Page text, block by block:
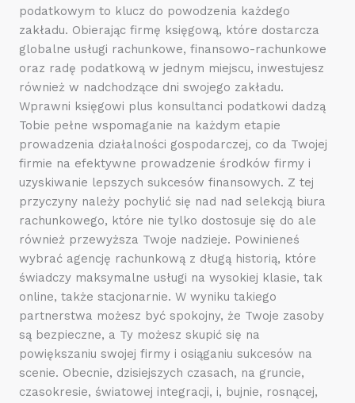
podatkowym to klucz do powodzenia każdego
zakładu. Obierając firmę księgową, które dostarcza
globalne usługi rachunkowe, finansowo-rachunkowe
oraz radę podatkową w jednym miejscu, inwestujesz
również w nadchodzące dni swojego zakładu.
Wprawni księgowi plus konsultanci podatkowi dadzą
Tobie pełne wspomaganie na każdym etapie
prowadzenia działalności gospodarczej, co da Twojej
firmie na efektywne prowadzenie środków firmy i
uzyskiwanie lepszych sukcesów finansowych. Z tej
przyczyny należy pochylić się nad nad selekcją biura
rachunkowego, które nie tylko dostosuje się do ale
również przewyższa Twoje nadzieje. Powinieneś
wybrać agencję rachunkową z długą historią, które
świadczy maksymalne usługi na wysokiej klasie, tak
online, także stacjonarnie. W wyniku takiego
partnerstwa możesz być spokojny, że Twoje zasoby
są bezpieczne, a Ty możesz skupić się na
powiększaniu swojej firmy i osiąganiu sukcesów na
scenie. Obecnie, dzisiejszych czasach, na gruncie,
czasokresie, światowej integracji, i, bujnie, rosnącej,